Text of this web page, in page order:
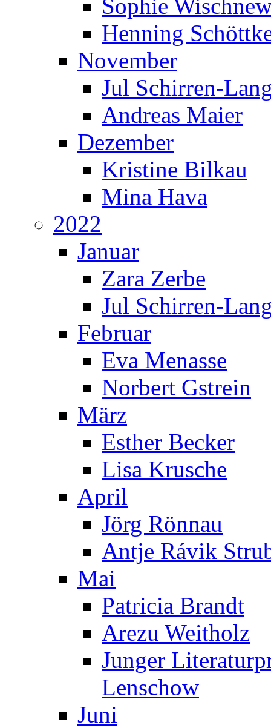
Sophie
Henning
November
Jul Schirren-
Andreas Maier
Dezember
Kristine Bilkau
Mina Hava
2022
Januar
Zara Zerbe
Jul Schirren-
Februar
Eva Menasse
Norbert Gstrein
März
Esther Becker
Lisa Krusche
April
Jörg Rönnau
Antje Rávik
Mai
Patricia Brandt
Arezu Weitholz
Junger
Lenschow
Juni